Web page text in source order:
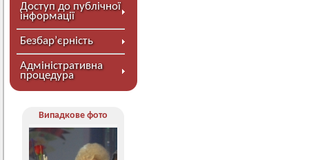
Доступ до публічної
інформації
Безбар’єрність
Адміністративна
процедура
Випадкове фото